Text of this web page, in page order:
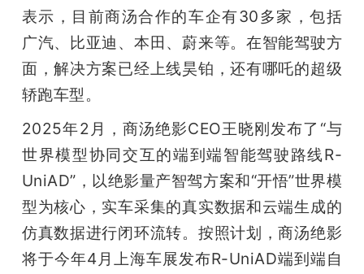
表示，目前商汤合作的车企有30多家，包括
广汽、比亚迪、本田、蔚来等。在智能驾驶方
面，解决方案已经上线昊铂，还有哪吒的超级
轿跑车型。
2025年2月，商汤绝影CEO王晓刚发布了“与
世界模型协同交互的端到端智能驾驶路线R-
UniAD”，以绝影量产智驾方案和“开悟”世界模
型为核心，实车采集的真实数据和云端生成的
仿真数据进行闭环流转。按照计划，商汤绝影
将于今年4月上海车展发布R-UniAD端到端自